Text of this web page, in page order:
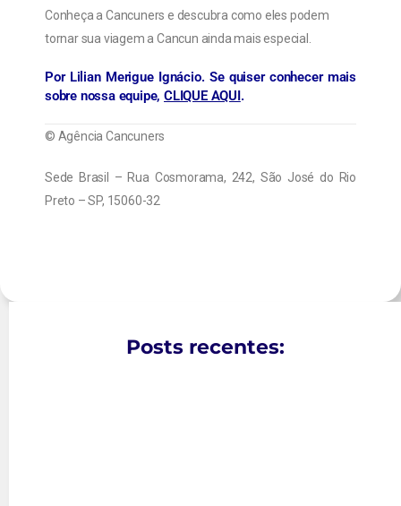
Conheça a Cancuners e descubra como eles podem
tornar sua viagem a Cancun ainda mais especial.
Por Lilian Merigue Ignácio. Se quiser conhecer mais
sobre nossa equipe,CLIQUE AQUI.
© Agência Cancuners
Sede Brasil – Rua Cosmorama, 242, São José do Rio
Preto – SP, 15060-32
Posts recentes: